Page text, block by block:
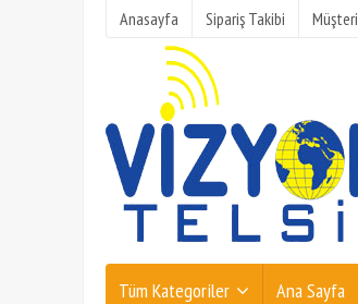
Anasayfa Sipariş Takibi
Tüm Kategoriler Ana Sayfa